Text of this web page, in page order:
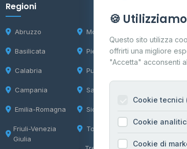
Regioni
Abruzzo
Basilicata
Calabria
Campania
Emilia-Romagna
Friuli-Venezia
Giulia
Molise
Piemonte
Puglia
Sardegna
Sicilia
Toscana
Per
🍪
Questo sito utilizza
offrirti una migliore
"Accetta" acconsenti
Cookie tecnici
Cookie
Cookie di